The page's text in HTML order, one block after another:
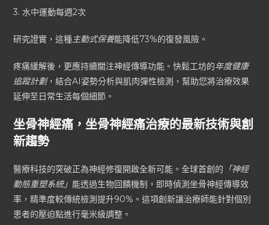
3. 水中運動每週2次
研究證實，這種主動式保養能降低73%的復發風險。
疼痛緩解後，更應持續關注神經傳導功能。快鬆工坊的年度健康
追蹤計劃，結合AI姿勢分析與肌肉彈性檢測，幫助您將治療效果
延伸至日常生活每個細節。
坐骨神經痛，坐骨神經痛治療的最新技術與創
新趨勢
醫療科技的突破正為神經修復開啟全新可能。全球首創的 「神經
動態重塑系統」 能透過生物回饋機制，即時偵測坐骨神經傳導效
率，精準度較傳統檢測提升90%。這項創新讓治療師能針對個別
患者的壓迫點進行毫米級調整。